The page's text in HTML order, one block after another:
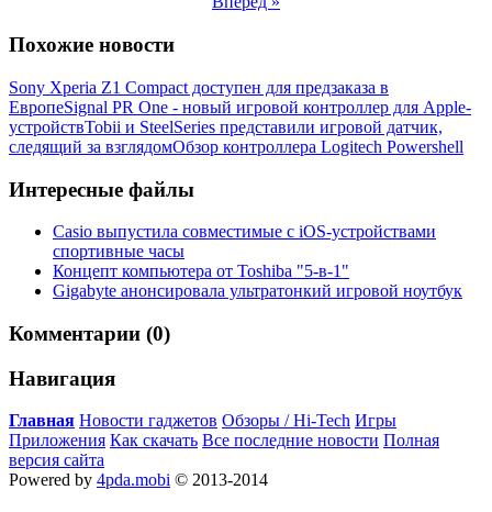
Похожие новости
Sony Xperia Z1 Compact доступен для предзаказа в
ЕвропеSignal PR One - новый игровой контроллер для Apple-
устройствTobii и SteelSeries представили игровой датчик,
следящий за взглядомОбзор контроллера Logitech Powershell
Интересные файлы
Casio выпустила совместимые с iOS-устройствами
спортивные часы
Концепт компьютера от Toshiba "5-в-1"
Gigabyte анонсировала ультратонкий игровой ноутбук
Комментарии (0)
Навигация
Главная Новости гаджетов Обзоры / Hi-Tech Игры
Приложения Как скачать Все последние новости Полная
версия сайта
Powered by 4pda.mobi © 2013-2014